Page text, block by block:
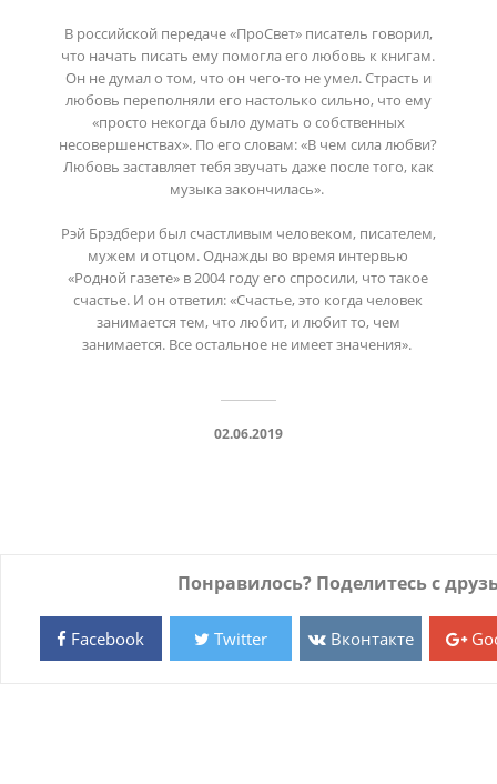
В российской передаче «ПроСвет» писатель говорил,
что начать писать ему помогла его любовь к книгам.
Он не думал о том, что он чего-то не умел. Страсть и
любовь переполняли его настолько сильно, что ему
«просто некогда было думать о собственных
несовершенствах». По его словам: «В чем сила любви?
Любовь заставляет тебя звучать даже после того, как
музыка закончилась».
Рэй Брэдбери был счастливым человеком, писателем,
мужем и отцом. Однажды во время интервью
«Родной газете» в 2004 году его спросили, что такое
счастье. И он ответил: «Счастье, это когда человек
занимается тем, что любит, и любит то, чем
занимается. Все остальное не имеет значения».
02.06.2019
Понравилось? Поделитесь с
Facebook Twitter Вконтакте